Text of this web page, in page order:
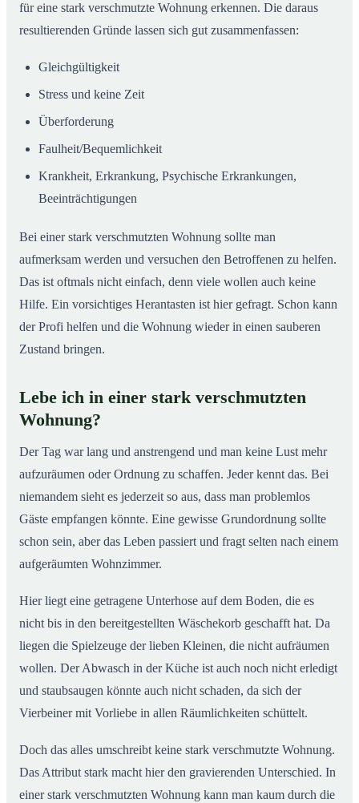
für eine stark verschmutzte Wohnung erkennen. Die daraus
resultierenden Gründe lassen sich gut zusammenfassen:
Gleichgültigkeit
Stress und keine Zeit
Überforderung
Faulheit/Bequemlichkeit
Krankheit, Erkrankung, Psychische Erkrankungen,
Beeinträchtigungen
Bei einer stark verschmutzten Wohnung sollte man
aufmerksam werden und versuchen den Betroffenen zu helfen.
Das ist oftmals nicht einfach, denn viele wollen auch keine
Hilfe. Ein vorsichtiges Herantasten ist hier gefragt. Schon kann
der Profi helfen und die Wohnung wieder in einen sauberen
Zustand bringen.
Lebe ich in einer stark verschmutzten
Wohnung?
Der Tag war lang und anstrengend und man keine Lust mehr
aufzuräumen oder Ordnung zu schaffen. Jeder kennt das. Bei
niemandem sieht es jederzeit so aus, dass man problemlos
Gäste empfangen könnte. Eine gewisse Grundordnung sollte
schon sein, aber das Leben passiert und fragt selten nach einem
aufgeräumten Wohnzimmer.
Hier liegt eine getragene Unterhose auf dem Boden, die es
nicht bis in den bereitgestellten Wäschekorb geschafft hat. Da
liegen die Spielzeuge der lieben Kleinen, die nicht aufräumen
wollen. Der Abwasch in der Küche ist auch noch nicht erledigt
und staubsaugen könnte auch nicht schaden, da sich der
Vierbeiner mit Vorliebe in allen Räumlichkeiten schüttelt.
Doch das alles umschreibt keine stark verschmutzte Wohnung.
Das Attribut stark macht hier den gravierenden Unterschied. In
einer stark verschmutzten Wohnung kann man kaum durch die